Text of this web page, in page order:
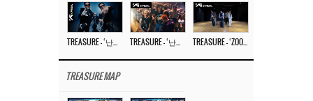
TREASURE MAP